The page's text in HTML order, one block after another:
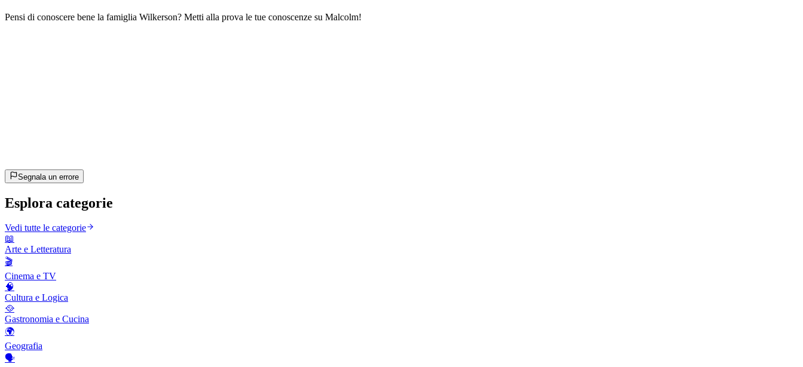
Pensi di conoscere bene la famiglia Wilkerson? Metti alla prova le tue conoscenze su Malcolm!
Segnala un errore
Esplora categorie
Vedi tutte le categorie
📖
Arte e Letteratura
🎬
Cinema e TV
🧠
Cultura e Logica
🥘
Gastronomia e Cucina
🌍
Geografia
🗣️